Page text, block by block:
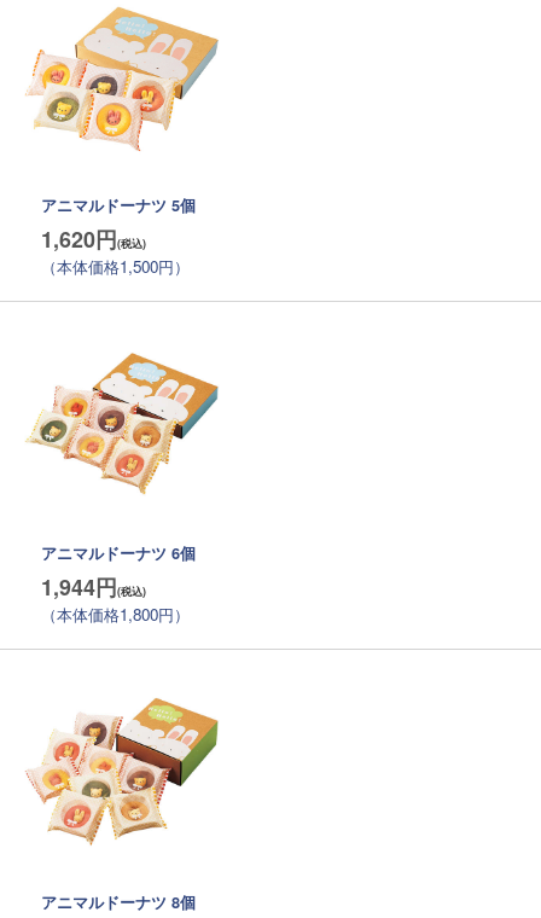
アニマルドーナツ 5個
1,620円
（本体価格1,500円）
アニマルドーナツ 6個
1,944円
（本体価格1,800円）
アニマルドーナツ 8個